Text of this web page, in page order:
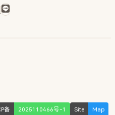
备 2025110466号-1 Site Map